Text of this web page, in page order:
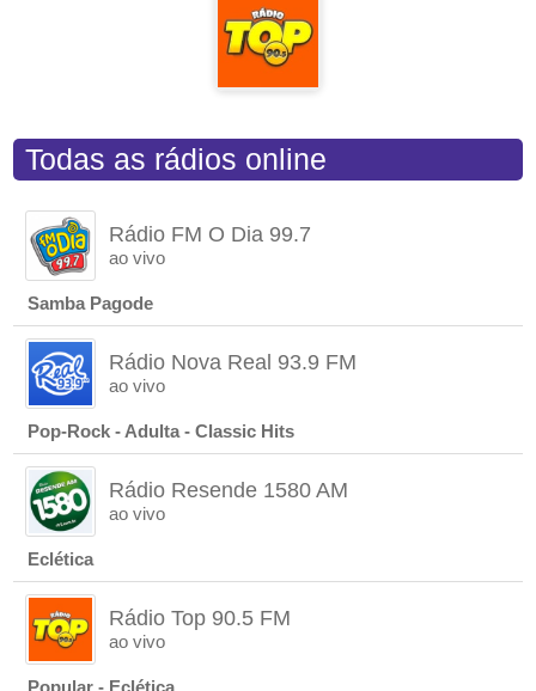
Todas as rádios online
Rádio FM O Dia 99.7
ao vivo
Samba Pagode
Rádio Nova Real 93.9 FM
ao vivo
Pop-Rock - Adulta - Classic Hits
Rádio Resende 1580 AM
ao vivo
Eclética
Rádio Top 90.5 FM
ao vivo
Popular - Eclética